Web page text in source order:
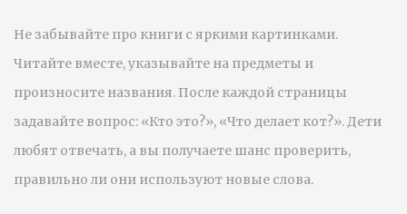
Не забывайте про книги с яркими картинками.
Читайте вместе, указывайте на предметы и
произносите названия. После каждой страницы
задавайте вопрос: «Кто это?», «Что делает кот?». Дети
любят отвечать, а вы получаете шанс проверить,
правильно ли они используют новые слова.